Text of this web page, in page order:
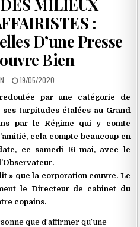
MILIEUX
:
D’une Presse
Bien
19/05/2020
par une catégorie de
turpitudes étalées au Grand
par le Régime qui y comte
cela compte beaucoup en
ce samedi 16 mai, avec le
» que la corporation couvre. Le
le Directeur de cabinet du
copains.
que d’affirmer qu’une